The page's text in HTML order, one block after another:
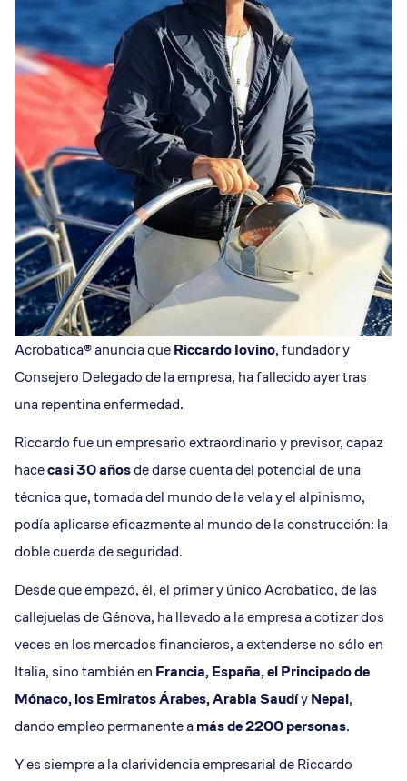
Acrobatica® anuncia queRiccardo Iovino, fundador y
Consejero Delegado de la empresa, ha fallecido ayer tras
una repentina enfermedad.
Riccardo fue un empresario extraordinario y previsor, capaz
hacecasi 30 añosde darse cuenta del potencial de una
técnica que, tomada del mundo de la vela y el alpinismo,
podía aplicarse eficazmente al mundo de la construcción: la
doble cuerda de seguridad.
Desde que empezó, él, el primer y único Acrobatico, de las
callejuelas de Génova, ha llevado a la empresa a cotizar dos
veces en los mercados financieros, a extenderse no sólo en
Italia, sino también en Francia, España, el Principado de
Mónaco, los Emiratos Árabes, Arabia SaudíyNepal,
dando empleo permanente amás de 2200 personas.
Y es siempre a la clarividencia empresarial de Riccardo